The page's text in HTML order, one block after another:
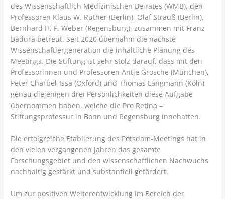
des Wissenschaftlich Medizinischen Beirates (WMB), den
Professoren Klaus W. Rüther (Berlin), Olaf Strauß (Berlin),
Bernhard H. F. Weber (Regensburg), zusammen mit Franz
Badura betreut. Seit 2020 übernahm die nächste
Wissenschaftlergeneration die inhaltliche Planung des
Meetings. Die Stiftung ist sehr stolz darauf, dass mit den
Professorinnen und Professoren Antje Grosche (München),
Peter Charbel-Issa (Oxford) und Thomas Langmann (Köln)
genau diejenigen drei Persönlichkeiten diese Aufgabe
übernommen haben, welche die Pro Retina –
Stiftungsprofessur in Bonn und Regensburg innehatten.
Die erfolgreiche Etablierung des Potsdam-Meetings hat in
den vielen vergangenen Jahren das gesamte
Forschungsgebiet und den wissenschaftlichen Nachwuchs
nachhaltig gestärkt und substantiell gefördert.
Um zur positiven Weiterentwicklung im Bereich der